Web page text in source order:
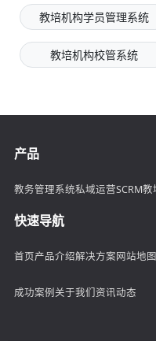
教培机构学员管理系统
教培机构校管系统
产品
教务管理系统私域运营SCRM教
快速导航
首页产品介绍解决方案网站地图
成功案例关于我们资讯动态